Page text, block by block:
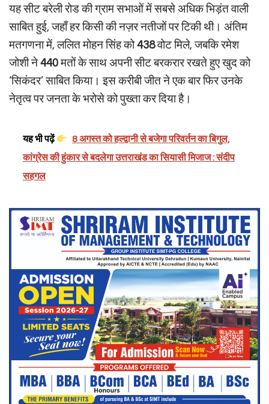
यह सीट बरेली रोड की ग्राम सभाओं में सबसे अधिक भिड़ंत वाली
साबित हुई, जहाँ हर किसी की नज़र नतीजों पर टिकी थी। अंतिम
मतगणना में, ललित मोहन सिंह को438वोट मिले, जबकि रमेश
जोशी ने 440मतों के साथ अपनी सीट बरकरार रखते हुए खुद को
‘सिकंदर’ साबित किया। इस करीबी जीत ने एक बार फिर उनके
नेतृत्व पर जनता के भरोसे को पुख्ता कर दिया है।
यह भी पढ़ें
8 अगस्त को हल्द्वानी से बजेगा परिवर्तन का बिगुल,
कांग्रेस की हुंकार से बदलेगा उत्तराखंड का सियासी मिजाज : संदीप
सहगल